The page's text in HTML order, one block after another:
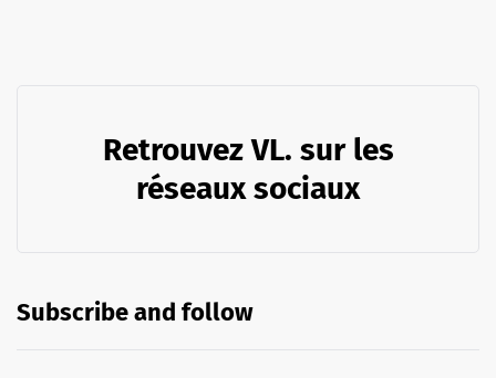
Retrouvez VL. sur les
réseaux sociaux
Subscribe and follow